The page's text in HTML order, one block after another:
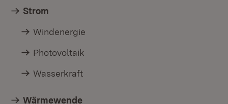
Strom
Windenergie
Photovoltaik
Wasserkraft
Wärmewende